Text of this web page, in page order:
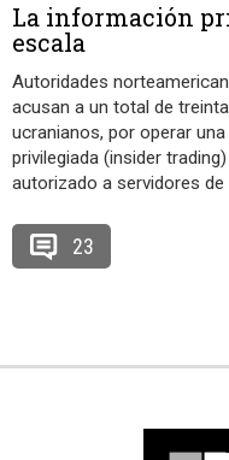
La información
escala
Autoridades
acusan a un total de
ucranianos, por operar
privilegiada (insider
autorizado a servidores de
23